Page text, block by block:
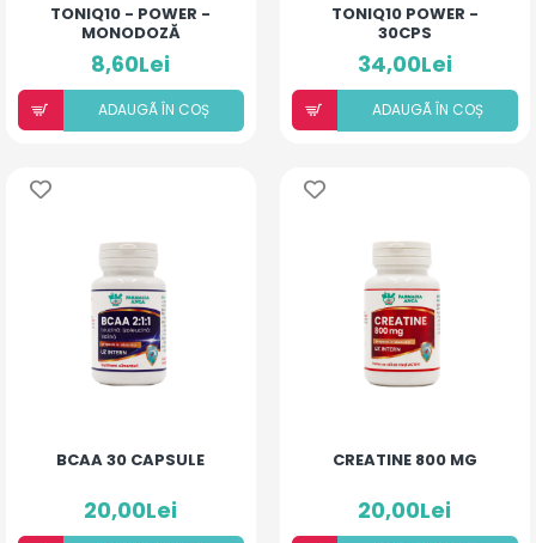
TONIQ10 - POWER -
MONODOZĂ
8,60Lei
ADAUGÃ ÎN COȘ
TONIQ10 POWER -
30CPS
34,00Lei
ADAUGÃ ÎN COȘ
BCAA 30 CAPSULE
20,00Lei
CREATINE 800 MG
20,00Lei